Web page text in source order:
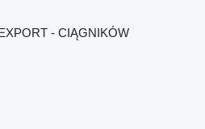
- CIĄGNIKÓW